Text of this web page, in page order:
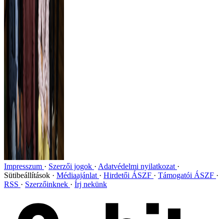
Impresszum Szerzői jogok
Adatvédelmi nyilatkozat
Sütibeállítások
Médiaajánlat Hirdetői ÁSZF
Támogatói ÁSZF
RSS
Szerzőinknek Írj nekünk